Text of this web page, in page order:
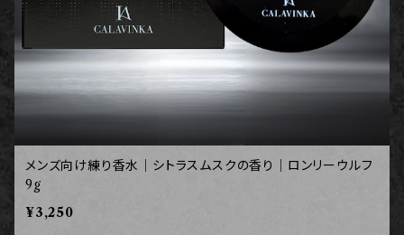
メンズ向け練り香水｜シトラスムスクの香り｜ロンリーウルフ
9g
¥3,250